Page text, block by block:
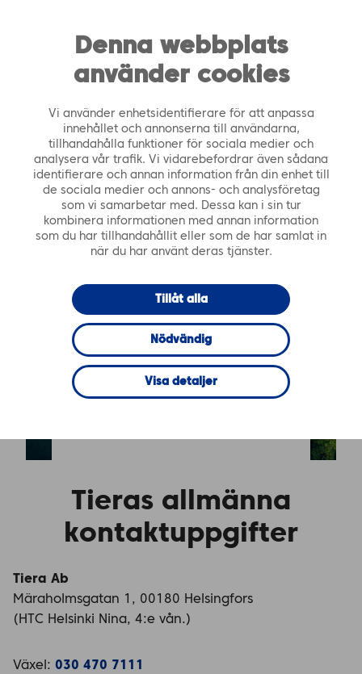
Denna webbplats
använder cookies
Vi använder enhetsidentifierare för att anpassa
innehållet och annonserna till användarna,
tillhandahålla funktioner för sociala medier och
analysera vår trafik. Vi vidarebefordrar även sådana
identifierare och annan information från din enhet till
de sociala medier och annons- och analysföretag
som vi samarbetar med. Dessa kan i sin tur
kombinera informationen med annan information
som du har tillhandahållit eller som de har samlat in
när du har använt deras tjänster.
Tillåt alla
Nödvändig
Visa detaljer
https://tiera.fi/name FI SV
Tieras allmänna
kontaktuppgifter
Tiera Ab
Märaholmsgatan 1, 00180 Helsingfors
(HTC Helsinki Nina, 4:e vån.)
Växel: 030 470 7111